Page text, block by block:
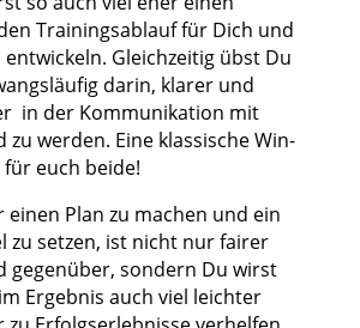
Trainingsablauf für Dich und
Gleichzeitig übst Du
darin, klarer und
in der Kommunikation mit
zu werden. Eine klassische Win-
euch beide!
einen Plan zu machen und ein
zu setzen, ist nicht nur fairer
gegenüber, sondern Du wirst
im Ergebnis auch viel leichter